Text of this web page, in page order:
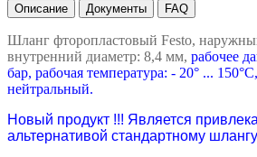
Описание Документы FAQ
Шланг фторопластовый Festo,
внутренний диаметр: 8,4 мм, рабочее
бар, рабочая температура: - 20° ...
нейтральный.
Новый продукт !!! Является п
альтернативой стандартному